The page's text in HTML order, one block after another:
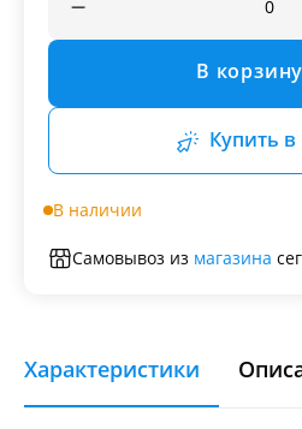
В корзину
Купить в
В наличии
Самовывоз из магазина
Характеристики